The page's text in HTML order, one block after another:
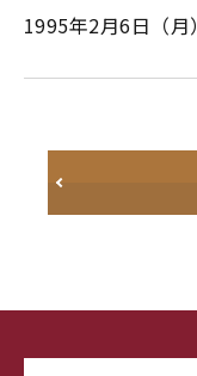
1995年2月6日（月）